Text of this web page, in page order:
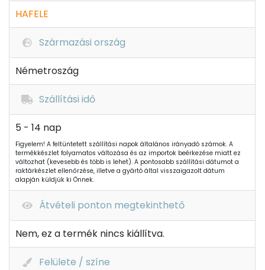
HAFELE
Származási ország
Németroszág
Szállítási idő
5 - 14 nap
Figyelem! A feltüntetett szállítási napok általános irányadó számok. A
termékkészlet folyamatos változása és az importok beérkezése miatt ez
változhat (kevesebb és több is lehet). A pontosabb szállítási dátumot a
raktárkészlet ellenőrzése, illetve a gyártó által visszaigazolt dátum
alapján küldjük ki Önnek.
Átvételi ponton megtekinthető
Nem, ez a termék nincs kiállítva.
Felülete / színe